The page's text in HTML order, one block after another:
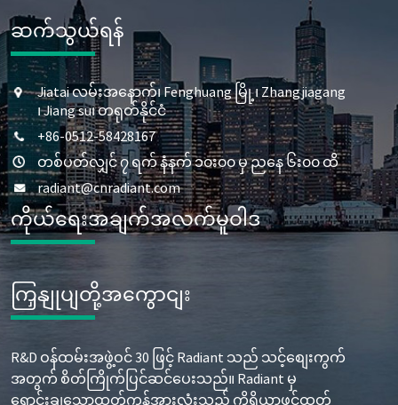
ဆက်သွယ်ရန်
Jiatai လမ်းအနောက်၊ Fenghuang မြို့၊ Zhangjiagang
၊ Jiang su၊ တရုတ်နိုင်ငံ
+86-0512-58428167
တစ်ပတ်လျှင် ၇ ရက် နံနက် ၁၀း၀၀ မှ ညနေ ၆း၀၀ ထိ
radiant@cnradiant.com
ကိုယ်ရေးအချက်အလက်မူဝါဒ
ကြှနျုပျတို့အကွောငျး
R&D ဝန်ထမ်းအဖွဲ့ဝင် 30 ဖြင့် Radiant သည် သင့်စျေးကွက်
အတွက် စိတ်ကြိုက်ပြင်ဆင်ပေးသည်။ Radiant မှ
ရောင်းချသောထုတ်ကုန်အားလုံးသည် ကိရိယာဖွင့်ထုတ်